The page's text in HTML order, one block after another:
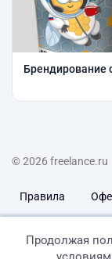
Брендирование
© 2026 freelance.ru
Правила
Продолжая